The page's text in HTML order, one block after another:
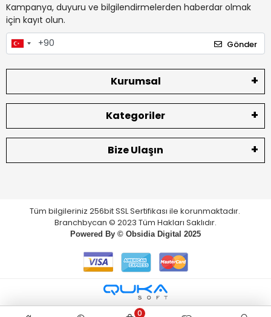
Kampanya, duyuru ve bilgilendirmelerden haberdar olmak
için kayıt olun.
Gönder
Kurumsal
Kategoriler
Bize Ulaşın
Tüm bilgileriniz 256bit SSL Sertifikası ile korunmaktadır.
Branchbycan © 2023 Tüm Hakları Saklıdır.
Powered By © Obsidia Digital 2025
0